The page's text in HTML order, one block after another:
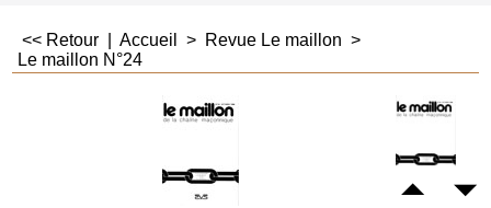
<< Retour Accueil > Revue Le maillon >
Le maillon N°24